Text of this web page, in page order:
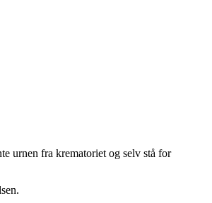
urnen fra krematoriet og selv stå for